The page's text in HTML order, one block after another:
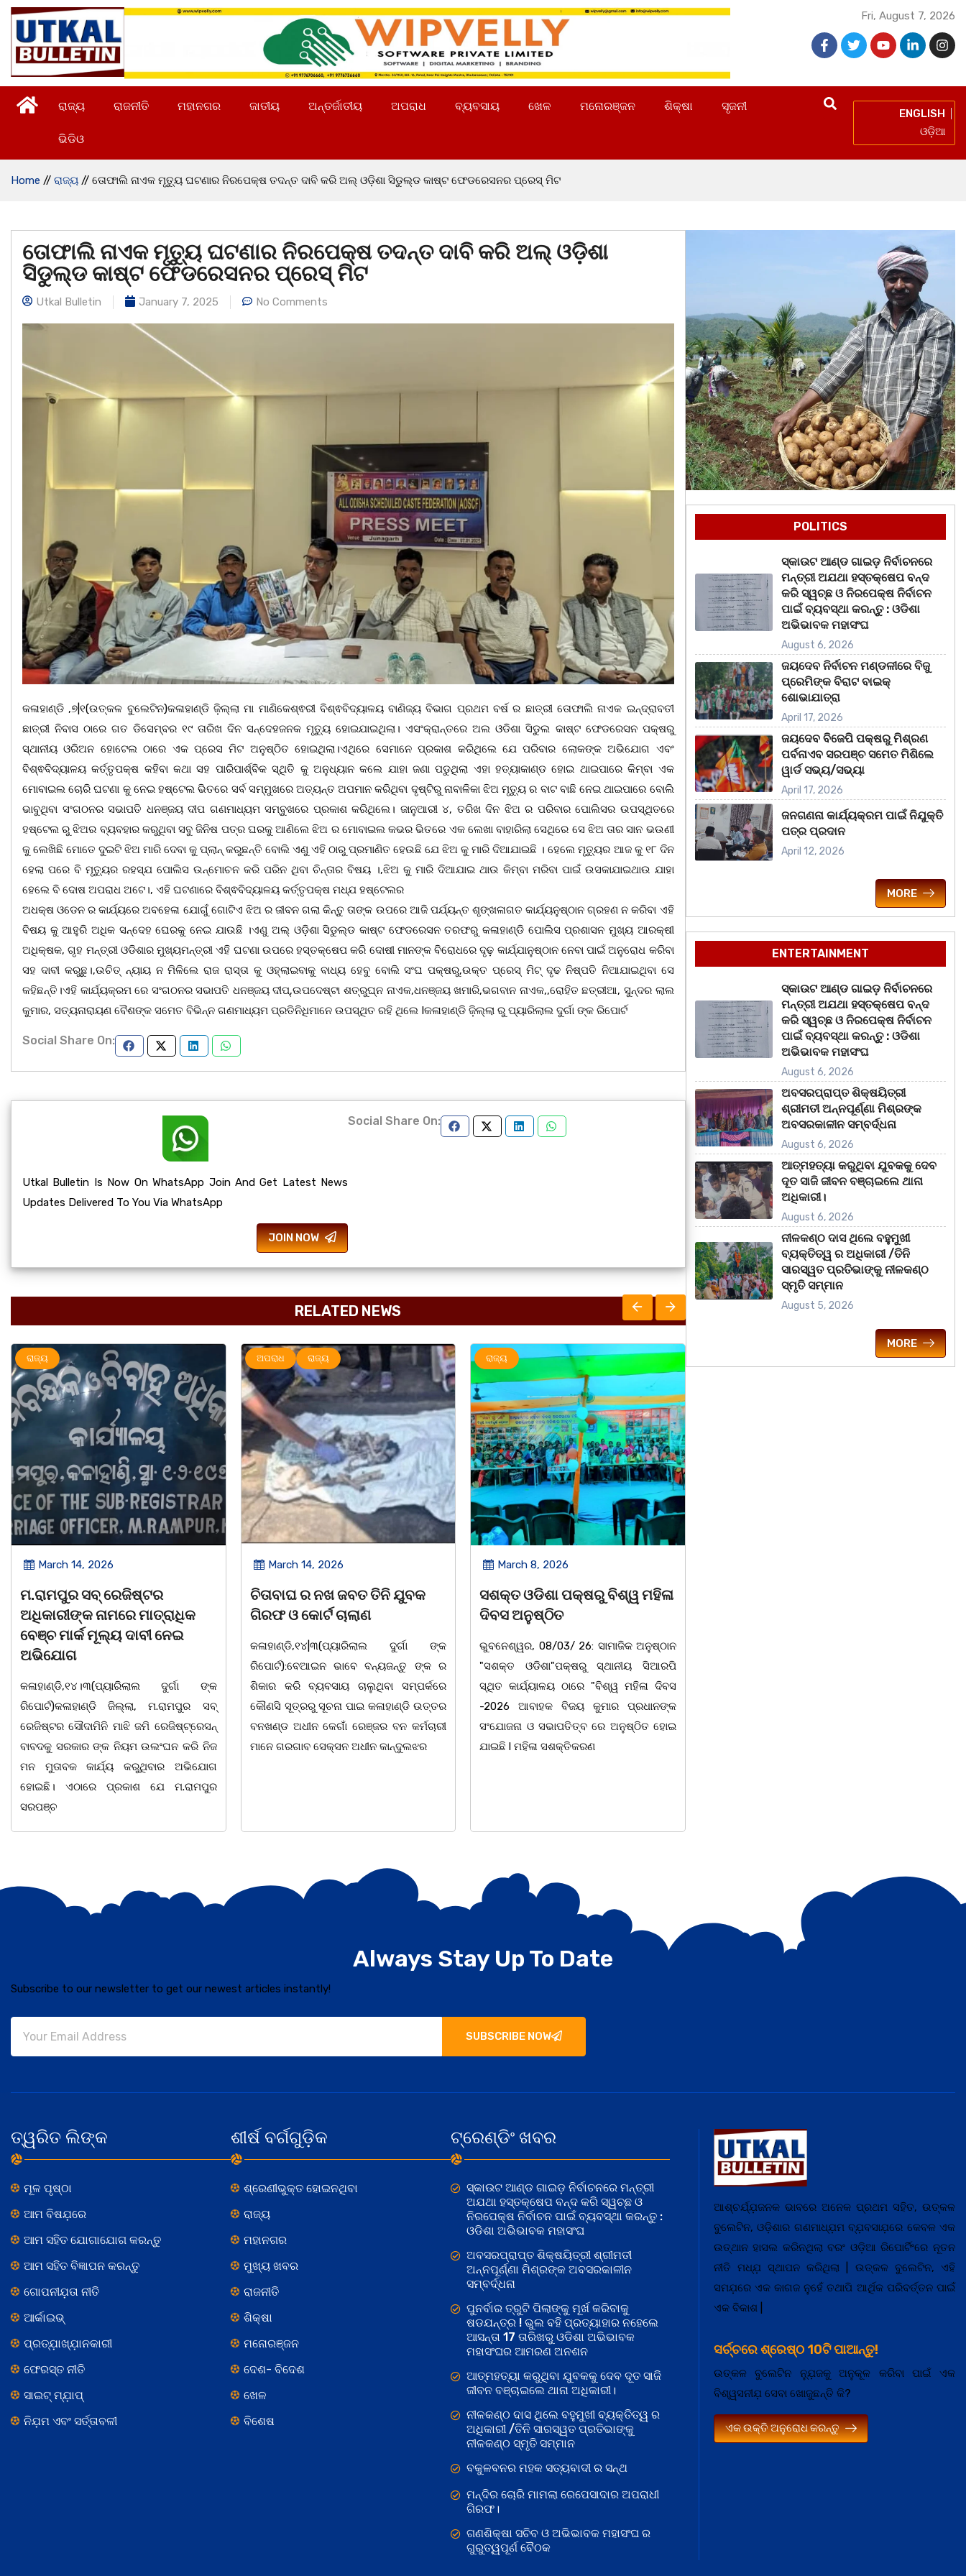
Fri, August 7, 2026
ରାଜ୍ୟ ରାଜନୀତି ମହାନଗର ଜାତୀୟ ଅନ୍ତର୍ଜାତୀୟ ଅପରାଧ ବ୍ୟବସାୟ ଖେଳ ମନୋରଞ୍ଜନ ଶିକ୍ଷା ସୃଜନୀ
ଭିଡିଓ
ENGLISH
ଓଡ଼ିଆ
Home // ରାଜ୍ୟ // ତୋଫାଲି ନାଏକ ମୃତ୍ୟୁ ଘଟଣାର ନିରପେକ୍ଷ ତଦନ୍ତ ଦାବି କରି ଅଲ୍ ଓଡ଼ିଶା ସିଡୁଲ୍ଡ କାଷ୍ଟ ଫେଡରେସନର ପ୍ରେସ୍ ମିଟ
ତୋଫାଲି ନାଏକ ମୃତ୍ୟୁ ଘଟଣାର ନିରପେକ୍ଷ ତଦନ୍ତ ଦାବି କରି ଅଲ୍ ଓଡ଼ିଶା
ସିଡୁଲ୍ଡ କାଷ୍ଟ ଫେଡରେସନର ପ୍ରେସ୍ ମିଟ
Utkal Bulletin January 7, 2025 No Comments
କଳାହାଣ୍ଡି ,୭|୧(ଉତ୍କଳ ବୁଲେଟିନ)କଳାହାଣ୍ଡି ଜ଼ିଲ୍ଲା ମା ମାଣିକେଶ୍ଵରୀ ବିଶ୍ଵବିଦ୍ୟାଳୟ ବାଣିଜ୍ୟ ବିଭାଗ ପ୍ରଥମ ବର୍ଷ ର ଛାତ୍ରୀ ତୋଫାଲି ନାଏକ ଇନ୍ଦ୍ରାବତୀ
ଛାତ୍ରୀ ନିବାସ ଠାରେ ଗତ ଡିସେମ୍ବର ୧୯ ତାରିଖ ଦିନ ସନ୍ଦେହଜନକ ମୃତ୍ୟୁ ହୋଇଯାଇଥିଲା। ଏସଂକ୍ରାନ୍ତରେ ଅଲ ଓଡିଶା ସିଡୁଲ କାଷ୍ଟ ଫେଡରେସନ ପକ୍ଷରୁ
ସ୍ଥାନୀୟ ଓରିଅନ ହୋଟେଲ ଠାରେ ଏକ ପ୍ରେସ ମିଟ ଅନୁଷ୍ଠିତ ହୋଇଥିଲା।ଏଥିରେ ସେମାନେ ପ୍ରକାଶ କରିଥିଲେ ଯେ ପରିବାର ଲୋକଙ୍କ ଅଭିଯୋଗ ଏବଂ
ବିଶ୍ଵବିଦ୍ୟାଳୟ କର୍ତ୍ତୃପକ୍ଷ କହିବା କଥା ସହ ପାରିପାର୍ଶ୍ବିକ ସ୍ଥିତି କୁ ଅନୁଧ୍ୟାନ କଲେ ଯାହା ଜଣା ପଡୁଥିଲା ଏହା ହତ୍ୟାକାଣ୍ଡ ହୋଇ ଥାଇପାରେ କିମ୍ବା ଏକ
ମୋବାଇଲ ଚୋରି ଘଟଣା କୁ ନେଇ ହଷ୍ଟେଲ ଭିତରେ ସର୍ବ ସମ୍ମୁଖରେ ଅତ୍ୟନ୍ତ ଅପମାନ କରିଥିବା ଦୃଷ୍ଟିରୁ ନାବାଳିକା ଝିଅ ମୃତ୍ୟୁ ର ବାଟ ବାଛି ନେଇ ଥାଇପାରେ ବୋଲି
ଭାବୁଥିବା ସଂଗଠନର ସଭାପତି ଧନଞ୍ଜୟ ଦୀପ ଗଣମାଧ୍ୟମ ସମ୍ବୁଖରେ ପ୍ରକାଶ କରିଥିଲେ। ଜାନୁଆରୀ ୪, ତରିଖ ଦିନ ଝିଅ ର ପରିବାର ପୋଲିସର ଉପସ୍ଥିତରେ
ହଷ୍ଟେଲ ରୁ ଝିଅର ବ୍ୟବହାର କରୁଥିବା ସବୁ ଜିନିଷ ପତ୍ର ଘରକୁ ଆଣିଲେ ଝିଅ ର ମୋବାଇଲ କଭର ଭିତରେ ଏକ ଲେଖା ବାହାରିଲା ସେଥିରେ ସେ ଝିଅ ତାର ସାନ ଭଉଣୀ
କୁ ଲେଖିଛି ମୋତେ ଦୁଇଟି ଝିଅ ମାରି ଦେବା କୁ ପ୍ଲାନ୍ କରୁଛନ୍ତି ବୋଲି ଏଣୁ ଏହି ଠାରୁ ପ୍ରମାଣିତ ହେଉଛି ଯେ ଝିଅ କୁ ମାରି ଦିଆଯାଇଛି । ହେଲେ ମୃତ୍ୟୁର ଆଜ କୁ ୧୮ ଦିନ
ହେଲା ପରେ ବି ମୃତ୍ୟୁର ରହସ୍ଯ ପୋଲିସ ଉନ୍ମୋଚନ କରି ପରିନ ଥିବା ଚିନ୍ତାର ବିଷୟ ।,ଝିଅ କୁ ମାରି ଦିଆଯାଇ ଥାଉ କିମ୍ବା ମରିବା ପାଇଁ ଉସକାଯାଇଥାଉ ଯାହା
ହେଲେ ବି ଦୋଷ ଅପରାଧ ଅଟେ।, ଏହି ଘଟଣାରେ ବିଶ୍ଵବିଦ୍ୟାଳୟ କର୍ତ୍ତୃପକ୍ଷ ମଧ୍ଯ ହଷ୍ଟେଲର
ଅଧକ୍ଷ ଓଡେନ ର କାର୍ଯ୍ୟରେ ଅବହେଳା ଯୋଗୁଁ ଗୋଟିଏ ଝିଅ ର ଜୀବନ ଗଲା କିନ୍ତୁ ତାଙ୍କ ଉପରେ ଆଜି ପର୍ଯ୍ୟନ୍ତ ଶୃଙ୍ଖଳାଗତ କାର୍ଯ୍ୟନୁଷ୍ଠାନ ଗ୍ରହଣ ନ କରିବା ଏହି
ବିଷୟ କୁ ଆହୁରି ଅଧିକ ସନ୍ଦେହ ଘେରକୁ ନେଇ ଯାଉଛି ।ଏଣୁ ଅଲ୍ ଓଡ଼ିଶା ସିଡୁଲ୍ଡ କାଷ୍ଟ ଫେଡରେସନ ତରଫରୁ କଳାହାଣ୍ଡି ପୋଲିସ ପ୍ରଶାସନ ମୁଖ୍ୟ ଆରକ୍ଷୀ
ଅଧିକ୍ଷକ, ଗୃହ ମନ୍ତ୍ରୀ ଓଡିଶାର ମୁଖ୍ୟମନ୍ତ୍ରୀ ଏହି ଘଟଣା ଉପରେ ହସ୍ତକ୍ଷେପ କରି ଦୋଷୀ ମାନଙ୍କ ବିରୋଧରେ ଦୃଢ଼ କାର୍ଯ୍ଯାନୁଷ୍ଠାନ ନେବା ପାଇଁ ଅନୁରୋଧ କରିବା
ସହ ଦାବୀ କରୁଛୁ।,ଉଚିତ୍ ନ୍ୟାୟ ନ ମିଳିଲେ ରାଜ ରାସ୍ତା କୁ ଓହ୍ଲାଇବାକୁ ବାଧ୍ୟ ହେବୁ ବୋଲି ସଂଘ ପକ୍ଷରୁ,ଉକ୍ତ ପ୍ରେସ୍ ମିଟ୍ ଦୃଢ ନିଷ୍ପତି ନିଆଯାଇଥିବା ସେ
କହିଛନ୍ତି।ଏହି କାର୍ଯ୍ୟକ୍ରମ ରେ ସଂଗଠନର ସଭାପତି ଧନଞ୍ଜୟ ଦୀପ୍,ଉପଦେଷ୍ଟା ଶତ୍ରୁଘ୍ନ ନାଏକ,ଧନଞ୍ଜୟ ଖମାରି,ଭଗବାନ ନାଏକ,,ରୋହିତ ଛତ୍ରୀଆ, ସୁନ୍ଦର ଲାଲ
କୁମାର, ସତ୍ୟନାରାୟଣ ବୈଶଙ୍କ ସମେତ ବିଭିନ୍ନ ଗଣମାଧ୍ୟମ ପ୍ରତିନିଧିମାନେ ଉପସ୍ଥିତ ରହି ଥିଲେ Iକଳାହାଣ୍ଡି ଜ଼ିଲ୍ଲା ରୁ ପ୍ୟାରିଲାଲ ଦୁର୍ଗା ଙ୍କ ରିପୋର୍ଟ
Social Share On:
Utkal Bulletin Is Now On WhatsApp Join And Get Latest News
Updates Delivered To You Via WhatsApp
JOIN NOW
Social Share On:
RELATED NEWS
ଙ୍କ
ସବ୍
ନିଜ
ଅପରାଧ ରାଜ୍ୟ
March 14, 2026
ଚିତାବାଘ ର ନଖ ଜବତ ତିନି ଯୁବକ
ଗିରଫ ଓ କୋର୍ଟ ଚାଲାଣ
କଳାହାଣ୍ଡି,୧୪|୩(ପ୍ୟାରିଲାଲ ଦୁର୍ଗା ଙ୍କ
ରିପୋର୍ଟ):ବେଆଇନ ଭାବେ ବନ୍ୟଜନ୍ତୁ ଙ୍କ ର
ଶିକାର କରି ବ୍ୟବସାୟ ଚାଲୁଥିବା ସମ୍ପର୍କରେ
କୌଣସି ସୂତ୍ରରୁ ସୂଚନା ପାଇ କଳାହାଣ୍ଡି ଉତ୍ତର
ବନଖଣ୍ଡ ଅଧୀନ କେଗାଁ ରେଞ୍ଜର ବନ କର୍ମଚାରୀ
ମାନେ ଗରଗାବ ସେକ୍ସନ ଅଧୀନ କାନ୍ଦୁଲଝର
ରାଜ୍ୟ
March 8, 2026
ସଶକ୍ତ ଓଡିଶା ପକ୍ଷରୁ ବିଶ୍ୱ ମହିଳା
ଦିବସ ଅନୁଷ୍ଠିତ
ଭୁବନେଶ୍ୱର, 08/03/ 26: ସାମାଜିକ ଅନୁଷ୍ଠାନ
"ସଶକ୍ତ ଓଡିଶା"ପକ୍ଷରୁ ସ୍ଥାନୀୟ ସିଆରପି
ସ୍ଥିତ କାର୍ଯ୍ୟାଳୟ ଠାରେ "ବିଶ୍ୱ ମହିଳା ଦିବସ
-2026 ଆବାହକ ବିଜୟ କୁମାର ପ୍ରଧାନଙ୍କ
ସଂଯୋଜନା ଓ ସଭାପତିତ୍ବ ରେ ଅନୁଷ୍ଠିତ ହୋଇ
ଯାଇଛି l ମହିଳା ସଶକ୍ତିକରଣ
ରାଜ୍ୟ
March 8, 2026
ଆନ୍ତର୍ଜାତୀୟ ମହିଳା ଦିବସ
ଉପଲକ୍ଷେ ନାଟକ ‘ଖାଣ୍ଟି ସୁନା’
ଚିଲିକା: ଆନ୍ତର୍ଜାତୀୟ ମହିଳା ଦିବସ ପାଳନ
ଅବସରରେ ବାଲୁଗାଁସ୍ଥିତ ମା' ଭଗବତୀ କଳା
ନିକେତନ ର ଓଡ଼ିଆ ଅସ୍ମିତା ଉପରେ ଆଧାରିତ
ନାଟକ "ଖାଣ୍ଟି ସୁନା" ଗୈ।ରୀ ସାଂସ୍କୃତିକ
ପ୍ରତିଷ୍ଠାନ, ଖୋର୍ଦ୍ଧା ଆନୁକୁଲ୍ୟରେ ମଞ୍ଚସ୍ଥ
ହୋଇଯାଇଛି। ଡ଼ଃ ପ୍ରଦୀପ ଭୈମିକ ଙ୍କ
POLITICS
ସ୍କାଉଟ ଆଣ୍ଡ ଗାଇଡ଼ ନିର୍ବାଚନରେ
ମନ୍ତ୍ରୀ ଅଯଥା ହସ୍ତକ୍ଷେପ ବନ୍ଦ
କରି ସ୍ୱଚ୍ଛ ଓ ନିରପେକ୍ଷ ନିର୍ବାଚନ
ପାଇଁ ବ୍ୟବସ୍ଥା କରନ୍ତୁ : ଓଡିଶା
ଅଭିଭାବକ ମହାସଂଘ
August 6, 2026
ଜୟଦେବ ନିର୍ବାଚନ ମଣ୍ଡଳୀରେ ବିଜୁ
ପ୍ରେମିଙ୍କ ବିରାଟ ବାଇକ୍
ଶୋଭାଯାତ୍ରା
April 17, 2026
ଜୟଦେବ ବିଜେପି ପକ୍ଷରୁ ମିଶ୍ରଣ
ପର୍ବନାଏବ ସରପଞ୍ଚ ସମେତ ମିଶିଲେ
ୱାର୍ଡ ସଭ୍ୟ/ସଭ୍ୟା
April 17, 2026
ଜନଗଣନା କାର୍ଯ୍ୟକ୍ରମ ପାଇଁ ନିଯୁକ୍ତି
ପତ୍ର ପ୍ରଦାନ
April 12, 2026
MORE
ENTERTAINMENT
ସ୍କାଉଟ ଆଣ୍ଡ ଗାଇଡ଼ ନିର୍ବାଚନରେ
ମନ୍ତ୍ରୀ ଅଯଥା ହସ୍ତକ୍ଷେପ ବନ୍ଦ
କରି ସ୍ୱଚ୍ଛ ଓ ନିରପେକ୍ଷ ନିର୍ବାଚନ
ପାଇଁ ବ୍ୟବସ୍ଥା କରନ୍ତୁ : ଓଡିଶା
ଅଭିଭାବକ ମହାସଂଘ
August 6, 2026
ଅବସରପ୍ରାପ୍ତ ଶିକ୍ଷୟିତ୍ରୀ
ଶ୍ରୀମତୀ ଅନ୍ନପୂର୍ଣ୍ଣା ମିଶ୍ରଙ୍କ
ଅବସରକାଳୀନ ସମ୍ବର୍ଦ୍ଧନା
August 6, 2026
ଆତ୍ମହତ୍ୟା କରୁଥିବା ଯୁବକକୁ ଦେବ
ଦୂତ ସାଜି ଜୀବନ ବଞ୍ଚାଇଲେ ଥାନା
ଅଧିକାରୀ।
August 6, 2026
ନୀଳକଣ୍ଠ ଦାସ ଥିଲେ ବହୁମୁଖୀ
ବ୍ୟକ୍ତିତ୍ୱ ର ଅଧିକାରୀ /ତିନି
ସାରସ୍ୱତ ପ୍ରତିଭାଙ୍କୁ ନୀଳକଣ୍ଠ
ସ୍ମୃତି ସମ୍ମାନ
August 5, 2026
MORE
Always Stay Up To Date
Subscribe to our newsletter to get our newest articles instantly!
SUBSCRIBE NOW
ତ୍ୱରିତ ଲିଙ୍କ
ମୂଳ ପୃଷ୍ଠା
ଆମ ବିଷଯ଼ରେ
ଆମ ସହିତ ଯୋଗାଯୋଗ କରନ୍ତୁ
ଆମ ସହିତ ବିଜ୍ଞାପନ କରନ୍ତୁ
ଗୋପନୀଯ଼ତା ନୀତି
ଆର୍କାଇଭ୍
ପ୍ରତ୍ଯ଼ାଖ୍ଯ଼ାନକାରୀ
ଫେରସ୍ତ ନୀତି
ସାଇଟ୍ ମ୍ଯ଼ାପ୍
ନିଯ଼ମ ଏବଂ ସର୍ତ୍ତାବଳୀ
ଶୀର୍ଷ ବର୍ଗଗୁଡ଼ିକ
ଶ୍ରେଣୀଭୁକ୍ତ ହୋଇନଥିବା
ରାଜ୍ୟ
ମହାନଗର
ମୁଖ୍ୟ ଖବର
ରାଜନୀତି
ଶିକ୍ଷା
ମନୋରଞ୍ଜନ
ଦେଶ- ବିଦେଶ
ଖେଳ
ବିଶେଷ
ଟ୍ରେଣ୍ଡିଂ ଖବର
ସ୍କାଉଟ ଆଣ୍ଡ ଗାଇଡ଼ ନିର୍ବାଚନରେ ମନ୍ତ୍ରୀ
ଅଯଥା ହସ୍ତକ୍ଷେପ ବନ୍ଦ କରି ସ୍ୱଚ୍ଛ ଓ
ନିରପେକ୍ଷ ନିର୍ବାଚନ ପାଇଁ ବ୍ୟବସ୍ଥା କରନ୍ତୁ :
ଓଡିଶା ଅଭିଭାବକ ମହାସଂଘ
ଅବସରପ୍ରାପ୍ତ ଶିକ୍ଷୟିତ୍ରୀ ଶ୍ରୀମତୀ
ଅନ୍ନପୂର୍ଣ୍ଣା ମିଶ୍ରଙ୍କ ଅବସରକାଳୀନ
ସମ୍ବର୍ଦ୍ଧନା
ପୁନର୍ବାର ତ୍ରୁଟି ପିଲାଙ୍କୁ ମୂର୍ଖ କରିବାକୁ
ଷଡଯନ୍ତ୍ର ! ଭୁଲ ବହି ପ୍ରତ୍ୟାହାର ନହେଲେ
ଆସନ୍ତା 17 ତାରିଖରୁ ଓଡିଶା ଅଭିଭାବକ
ମହାସଂଘର ଆମରଣ ଅନଶନ
ଆତ୍ମହତ୍ୟା କରୁଥିବା ଯୁବକକୁ ଦେବ ଦୂତ ସାଜି
ଜୀବନ ବଞ୍ଚାଇଲେ ଥାନା ଅଧିକାରୀ।
ନୀଳକଣ୍ଠ ଦାସ ଥିଲେ ବହୁମୁଖୀ ବ୍ୟକ୍ତିତ୍ୱ ର
ଅଧିକାରୀ /ତିନି ସାରସ୍ୱତ ପ୍ରତିଭାଙ୍କୁ
ନୀଳକଣ୍ଠ ସ୍ମୃତି ସମ୍ମାନ
ବକୁଳବନର ମହକ ସତ୍ୟବାଦୀ ର ସନ୍ଥ
ମନ୍ଦିର ଚୋରି ମାମଲା ରେପେସାଦାର ଅପରାଧୀ
ଗିରଫ।
ଗଣଶିକ୍ଷା ସଚିବ ଓ ଅଭିଭାବକ ମହାସଂଘ ର
ଗୁରୁତ୍ୱପୂର୍ଣ ବୈଠକ
ଆଶ୍ଚର୍ଯ୍ଯ଼ଜନକ ଭାବରେ ଅନେକ ପ୍ରଥମ ସହିତ, ଉତ୍କଳ
ବୁଲେଟିନ, ଓଡ଼ିଶାର ଗଣମାଧ୍ଯ଼ମ ବ୍ଯ଼ବସାଯ଼ରେ କେବଳ ଏକ
ଉତ୍ଥାନ ହାସଲ କରିନଥିଲା ବରଂ ଓଡ଼ିଆ ରିପୋର୍ଟିଂରେ ନୂତନ
ନୀତି ମଧ୍ଯ଼ ସ୍ଥାପନ କରିଥିଲା | ଉତ୍କଳ ବୁଲେଟିନ, ଏହି
ସମଯ଼ରେ ଏକ କାଗଜ ନୁହେଁ ତଥାପି ଆର୍ଥିକ ପରିବର୍ତ୍ତନ ପାଇଁ
ଏକ ବିକାଶ |
ସର୍ଚ୍ଚରେ ଶ୍ରେଷ୍ଠ 10ଟି ପାଆନ୍ତୁ!
ଉତ୍କଳ ବୁଲେଟିନ ନ୍ଯ଼ୁଜକୁ ଅନୁକୂଳ କରିବା ପାଇଁ ଏକ
ବିଶ୍ୱସନୀଯ଼ ସେବା ଖୋଜୁଛନ୍ତି କି?
ଏକ ଉକ୍ତି ଅନୁରୋଧ କରନ୍ତୁ